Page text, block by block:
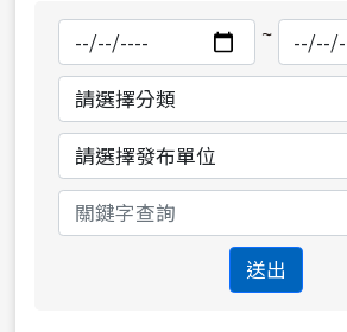
搜
尋
始
期
~
搜
尋
束
期
類
位
送出